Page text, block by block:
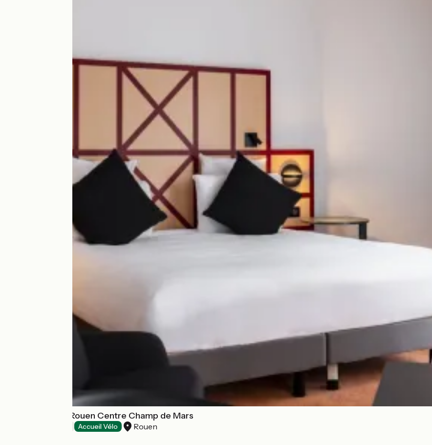
Hôtel Mercure Rouen Centre Champ de Mars
Accueil Vélo Rouen